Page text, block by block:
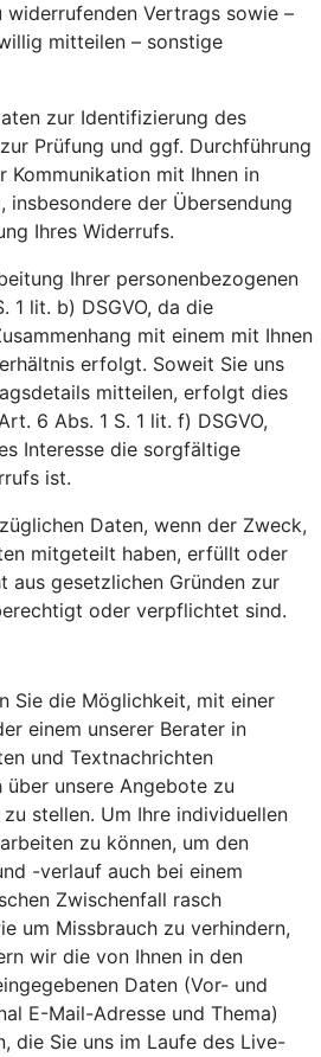
widerrufenden Vertrags sowie –
mitteilen – sonstige
zur Identifizierung des
Prüfung und ggf. Durchführung
Kommunikation mit Ihnen in
insbesondere der Übersendung
Ihres Widerrufs.
Ihrer personenbezogenen
1 lit. b) DSGVO, da die
mit einem mit Ihnen
erfolgt. Soweit Sie uns
mitteilen, erfolgt dies
6 Abs. 1 S. 1 lit. f) DSGVO,
Interesse die sorgfältige
ist.
Daten, wenn der Zweck,
mitgeteilt haben, erfüllt oder
gesetzlichen Gründen zur
oder verpflichtet sind.
Sie die Möglichkeit, mit einer
einem unserer Berater in
und Textnachrichten
über unsere Angebote zu
stellen. Um Ihre individuellen
zu können, um den
-verlauf auch bei einem
Zwischenfall rasch
um Missbrauch zu verhindern,
wir die von Ihnen in den
Daten (Vor- und
E-Mail-Adresse und Thema)
die Sie uns im Laufe des Live-